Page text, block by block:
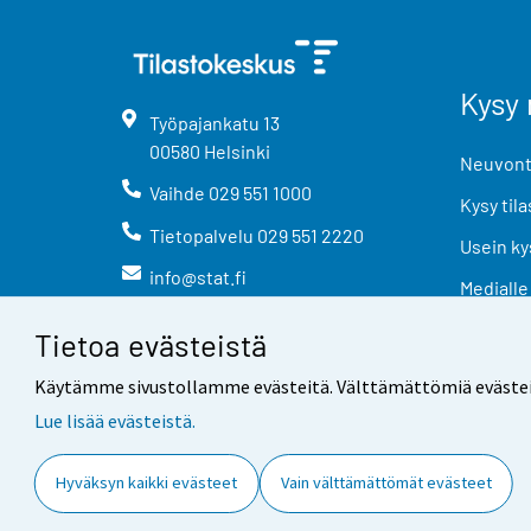
Tietoa evästeistä
Käytämme sivustollamme evästeitä. Välttämättömiä
Lue lisää evästeistä.
Hyväksyn kaikki evästeet Vain välttämättömät evästeet
Työpajankatu 13
00580 Helsinki
Vaihde 029 551 1000
Tietopalvelu 029 551 2220
info@stat.fi
Kysy
Usein
Medialle
Yhteystiedot Palaute